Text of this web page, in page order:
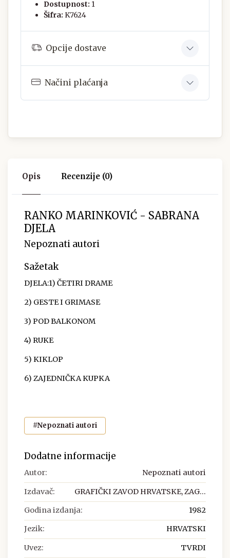
Dostupnost: 1
Šifra: K7624
Opcije dostave
Načini plaćanja
Opis Recenzije (0)
RANKO MARINKOVIĆ - SABRANA
DJELA
Nepoznati autori
Sažetak
DJELA:1) ČETIRI DRAME
2) GESTE I GRIMASE
3) POD BALKONOM
4) RUKE
5) KIKLOP
6) ZAJEDNIČKA KUPKA
#Nepoznati autori
Dodatne informacije
Autor: Nepoznati autori
Izdavač: GRAFIČKI ZAVOD HRVATSKE, ZAG...
Godina izdanja: 1982
Jezik: HRVATSKI
Uvez: TVRDI